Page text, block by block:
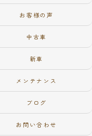
お客様の声
中古車
新車
メンテナンス
ブログ
お問い合わせ